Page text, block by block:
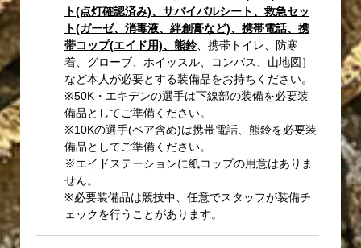
ト(点灯確認済み)、サバイバルシート、救急セッ
ト(ガーゼ、消毒液、絆創膏など)、携帯電話、携
帯コップ(エイド用)、熊鈴、携帯トイレ、防寒
着、グローブ、ホイッスル、コンパス、山地図］
など本人が必要とする装備品をお持ちください。
※50K・エキデンの選手は下線部の装備を必要装
備品としてご準備ください。
※10Kの選手(ペア含め)は携帯電話、熊鈴を必要装
備品としてご準備ください。
※エイドステーションに紙コップの用意はありま
せん。
※必要装備品は競技中、任意でスタッフが装備チ
ェックを行うことがあります。